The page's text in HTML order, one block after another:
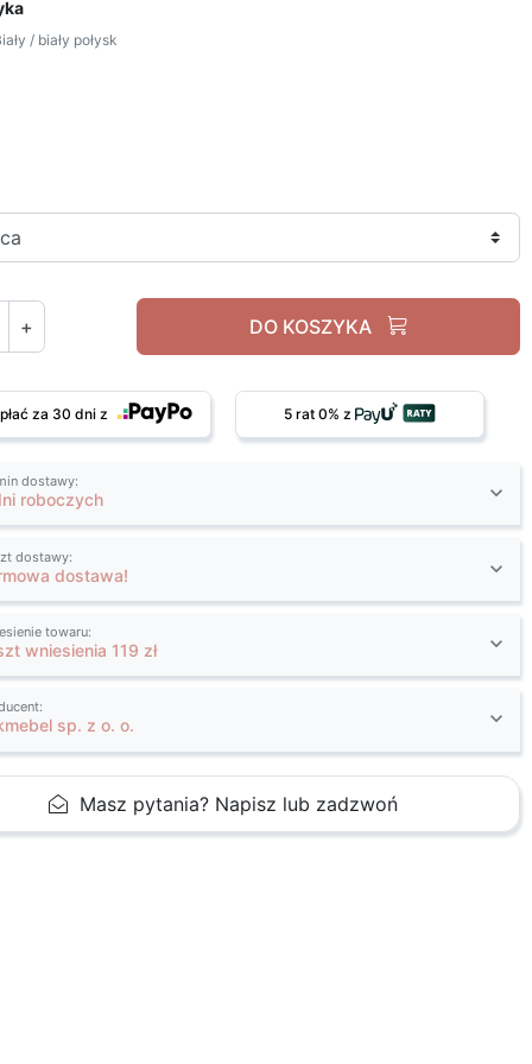
/ biały połysk
/ biały połysk
+ DO KOSZYKA
za 30 dni z 5 rat 0% z
dostawy:
roboczych
dostawy:
dostawa!
towaru:
wniesienia 119 zł
sp. z o. o.
Masz pytania? Napisz lub zadzwoń